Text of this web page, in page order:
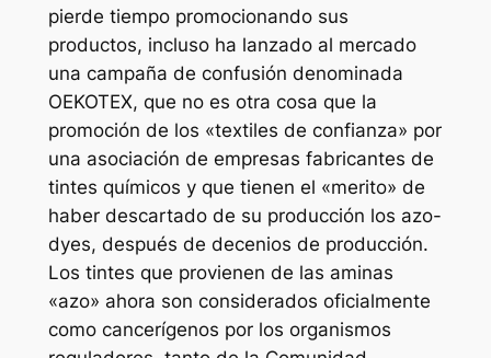
pierde tiempo promocionando sus
productos, incluso ha lanzado al mercado
una campaña de confusión denominada
OEKOTEX, que no es otra cosa que la
promoción de los «textiles de confianza» por
una asociación de empresas fabricantes de
tintes químicos y que tienen el «merito» de
haber descartado de su producción los azo-
dyes, después de decenios de producción.
Los tintes que provienen de las aminas
«azo» ahora son considerados oficialmente
como cancerígenos por los organismos